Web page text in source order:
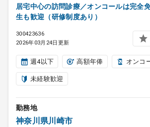
居宅中心の訪問診療／オンコールは完全
生も歓迎（研修制度あり）
300423636
2026年03月24日更新
週4以下 高額年俸 オンコ
未経験歓迎
勤務地
神奈川県川崎市